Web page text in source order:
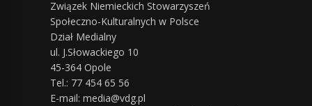
Związek Niemieckich Stowarzyszeń
Społeczno-Kulturalnych w Polsce
Dział Medialny
ul. J.Słowackiego 10
45-364 Opole
Tel.: 77 454 65 56
E-mail: media@vdg.pl